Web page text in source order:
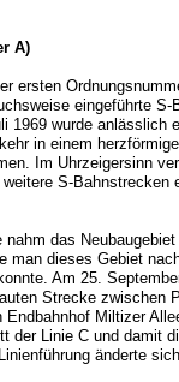
A)
ersten
eingeführte
1969 wurde anlässlich
in einem
Im Uhrzeigersinn
S-Bahnstrecken
nahm das
man dieses Gebiet
Am 25.
Strecke zwischen
Miltizer
der Linie C und damit
änderte